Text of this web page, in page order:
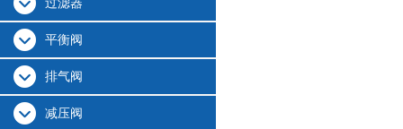
过滤器
平衡阀
排气阀
减压阀